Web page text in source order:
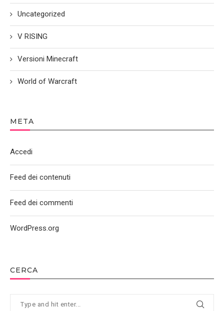
CERCA
Uncategorized
V RISING
Versioni Minecraft
World of Warcraft
META
Accedi
Feed dei contenuti
Feed dei commenti
WordPress.org